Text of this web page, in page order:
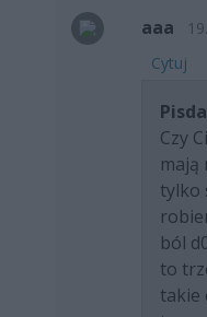
aaa
Cytuj
Pisda
Czy
mają
tylko
ból
to
takie